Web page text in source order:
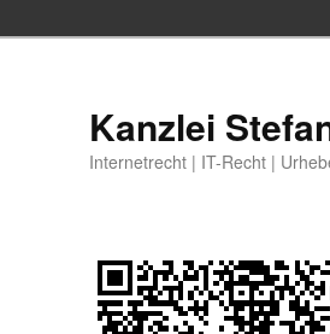
Kanzlei
Internetrecht | IT-Recht |